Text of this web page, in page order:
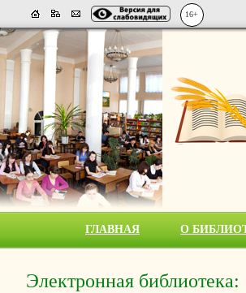
16+
ГЛАВНАЯ О
Электронная библиотека: